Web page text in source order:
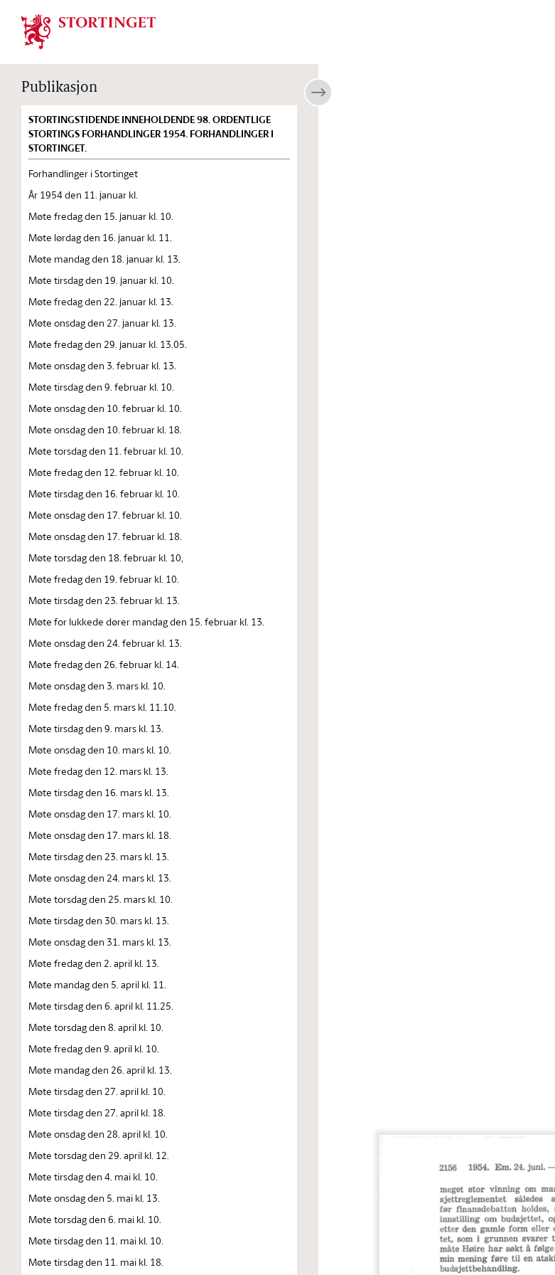
Stortinget.no
Publikasjon
STORTINGSTIDENDE INNEHOLDENDE 98. ORDENTLIGE
STORTINGS FORHANDLINGER 1954. FORHANDLINGER I
STORTINGET.
Forhandlinger i Stortinget
År 1954 den 11. januar kl.
Møte fredag den 15. januar kl. 10.
Møte lørdag den 16. januar kl. 11.
Møte mandag den 18. januar kl. 13.
Møte tirsdag den 19. januar kl. 10.
Møte fredag den 22. januar kl. 13.
Møte onsdag den 27. januar kl. 13.
Møte fredag den 29. januar kl. 13.05.
Møte onsdag den 3. februar kl. 13.
Møte tirsdag den 9. februar kl. 10.
Møte onsdag den 10. februar kl. 10.
Møte onsdag den 10. februar kl. 18.
Møte torsdag den 11. februar kl. 10.
Møte fredag den 12. februar kl. 10.
Møte tirsdag den 16. februar kl. 10.
Møte onsdag den 17. februar kl. 10.
Møte onsdag den 17. februar kl. 18.
Møte torsdag den 18. februar kl. 10,
Møte fredag den 19. februar kl. 10.
Møte tirsdag den 23. februar kl. 13.
Møte for lukkede dører mandag den 15. februar kl. 13.
Møte onsdag den 24. februar kl. 13.
Møte fredag den 26. februar kl. 14.
Møte onsdag den 3. mars kl. 10.
Møte fredag den 5. mars kl. 11.10.
Møte tirsdag den 9. mars kl. 13.
Møte onsdag den 10. mars kl. 10.
Møte fredag den 12. mars kl. 13.
Møte tirsdag den 16. mars kl. 13.
Møte onsdag den 17. mars kl. 10.
Møte onsdag den 17. mars kl. 18.
Møte tirsdag den 23. mars kl. 13.
Møte onsdag den 24. mars kl. 13.
Møte torsdag den 25. mars kl. 10.
Møte tirsdag den 30. mars kl. 13.
Møte onsdag den 31. mars kl. 13.
Møte fredag den 2. april kl. 13.
Møte mandag den 5. april kl. 11.
Møte tirsdag den 6. april kl. 11.25.
Møte torsdag den 8. april kl. 10.
Møte fredag den 9. april kl. 10.
Møte mandag den 26. april kl. 13.
Møte tirsdag den 27. april kl. 10.
Møte tirsdag den 27. april kl. 18.
Møte onsdag den 28. april kl. 10.
Møte torsdag den 29. april kl. 12.
Møte tirsdag den 4. mai kl. 10.
Møte onsdag den 5. mai kl. 13.
Møte torsdag den 6. mai kl. 10.
Møte tirsdag den 11. mai kl. 10.
Møte tirsdag den 11. mai kl. 18.